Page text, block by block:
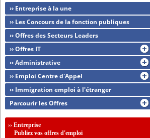
›› Entreprise à la une
›› Les Concours de la fonction publiques
›› Offres des Secteurs Leaders
›› Offres IT
›› Administrative
›› Emploi Centre d'Appel
›› Immigration emploi à l'étranger
Parcourir les Offres
››Entreprise
Publiez vos offres d'emploi